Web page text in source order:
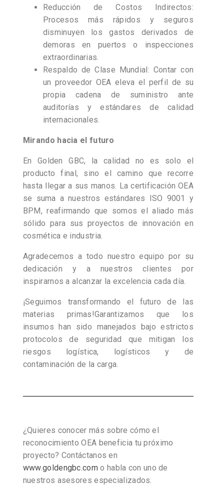
Reducción de Costos Indirectos:
Procesos más rápidos y seguros
disminuyen los gastos derivados de
demoras en puertos o inspecciones
extraordinarias.
Respaldo de Clase Mundial: Contar con
un proveedor OEA eleva el perfil de su
propia cadena de suministro ante
auditorías y estándares de calidad
internacionales.
Mirando hacia el futuro
En Golden GBC, la calidad no es solo el
producto final, sino el camino que recorre
hasta llegar a sus manos. La certificación OEA
se suma a nuestros estándares ISO 9001 y
BPM, reafirmando que somos el aliado más
sólido para sus proyectos de innovación en
cosmética e industria.
Agradecemos a todo nuestro equipo por su
dedicación y a nuestros clientes por
inspirarnos a alcanzar la excelencia cada día.
¡Seguimos transformando el futuro de las
materias primas!Garantizamos que los
insumos han sido manejados bajo estrictos
protocolos de seguridad que mitigan los
riesgos logística, logísticos y de
contaminación de la carga.
¿Quieres conocer más sobre cómo el
reconocimiento OEA beneficia tu próximo
proyecto? Contáctanos en
www.goldengbc.com o habla con uno de
nuestros asesores especializados.